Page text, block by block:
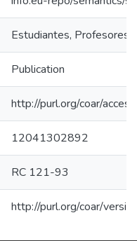
Estudiantes, Profesores,
Publication
http://purl.org/coar/
12041302892
RC 121-93
http://purl.org/coar/